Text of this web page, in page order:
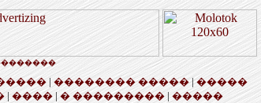
| �������� �����|�����
| ����| � ���������| �����